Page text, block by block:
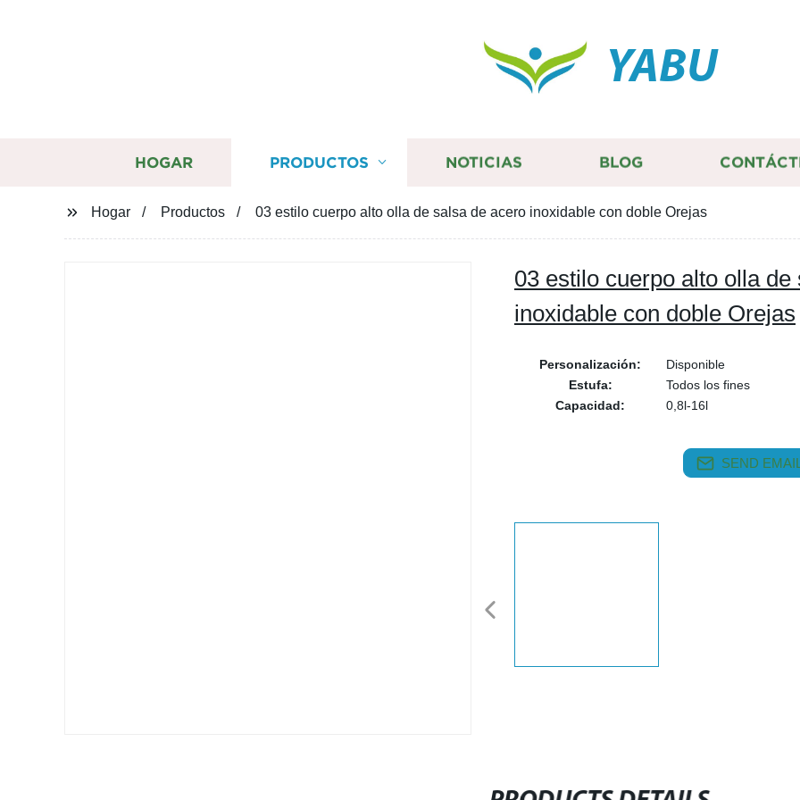
YABU
HOGAR PRODUCTOS NOTICIAS BLOG
Hogar Productos 03 estilo cuerpo alto olla de salsa de acero inoxidable con doble Orejas
03 estilo cuerpo alto olla de
inoxidable con doble Orejas
Personalización:
Disponible
Estufa:
Todos los fines
Capacidad:
0,8l-16l
SEND